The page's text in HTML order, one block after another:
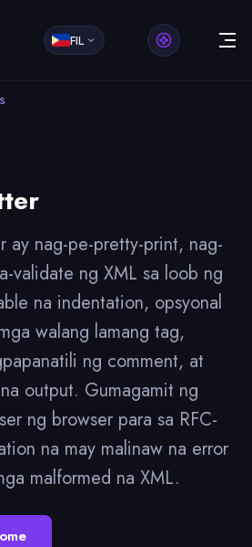
FIL
ay nag-pe-pretty-print, nag-
validate ng XML sa loob ng
na indentation, opsyonal
walang lamang tag,
ng comment, at
output. Gumagamit ng
ng browser para sa RFC-
na may malinaw na error
malformed na XML.